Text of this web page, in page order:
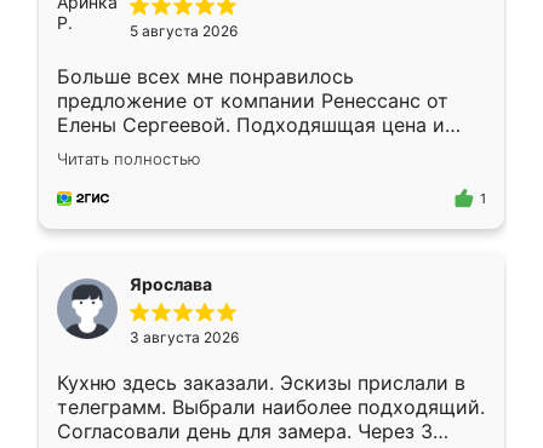
5 августа 2026
Больше всех мне понравилось
предложение от компании Ренессанс от
Елены Сергеевой. Подходяшщая цена и
короткие сроки изготовления. Приехавший
для замера сотрудник Владислав
предложил по моему эскизу самый
Читать полностью
1
Ярослава
3 августа 2026
Кухню здесь заказали. Эскизы прислали в
телеграмм. Выбрали наиболее подходящий.
Согласовали день для замера. Через 3